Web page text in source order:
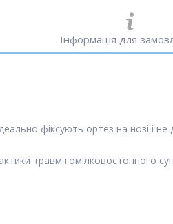
Інформація для
фіксують ортез на нозі і
травм гомілковостопного